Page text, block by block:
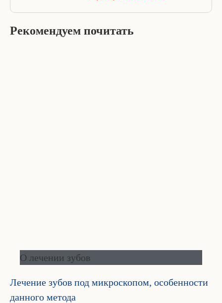
Рекомендуем почитать
О лечении зубов
Лечение зубов под микроскопом, особенности
данного метода